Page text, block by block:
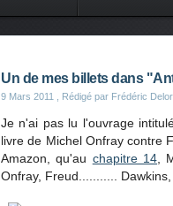
Un de mes billets dans
9 Mars 2011 , Rédigé par Frédéric
Je n'ai pas lu l'ouvrage
livre de Michel Onfray contre
Amazon, qu'au chapitre 14 ,
Onfray, Freud...........